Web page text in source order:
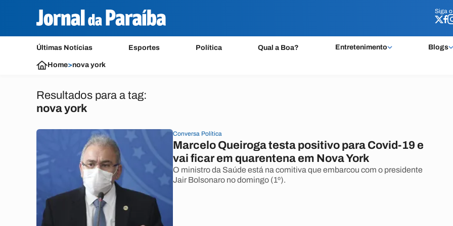
Siga o
Últimas Notícias Esportes Política Qual a Boa? Entretenimento Blogs
Siga o
Home>nova york
Resultados para a tag:
nova york
Conversa Política
Marcelo Queiroga testa positivo para Covid-19 e
vai ficar em quarentena em Nova York
O ministro da Saúde está na comitiva que embarcou com o presidente
Jair Bolsonaro no domingo (1º).